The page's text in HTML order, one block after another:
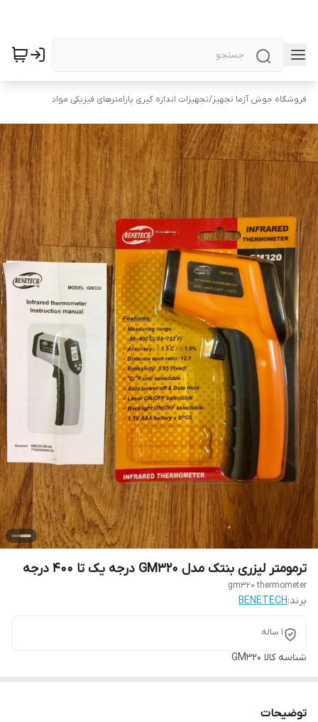
فروشگاه جوش آزما تجهیز/تجهیزات اندازه گیری پارامترهای فیزیکی مواد
ترمومتر لیزری بنتک مدل GM320 درجه یک تا 400 درجه
gm320 thermometer
برند:BENETECH
1 ساله
شناسه کالا GM320
توضیحات